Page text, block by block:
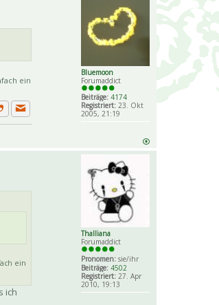
Bluemoon
Forumaddict
Beiträge: 4174
Registriert: 23. Okt
2005, 21:19
ein
Private Nachricht senden
Thalliana
Forumaddict
Pronomen: sie/ihr
Beiträge: 4502
Registriert: 27. Apr
2010, 19:13
ein
ich